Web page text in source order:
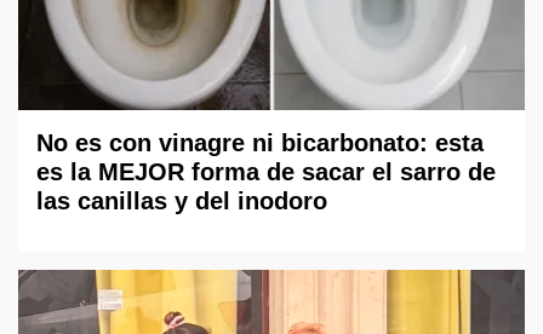
No es con vinagre ni bicarbonato: esta
es la MEJOR forma de sacar el sarro de
las canillas y del inodoro